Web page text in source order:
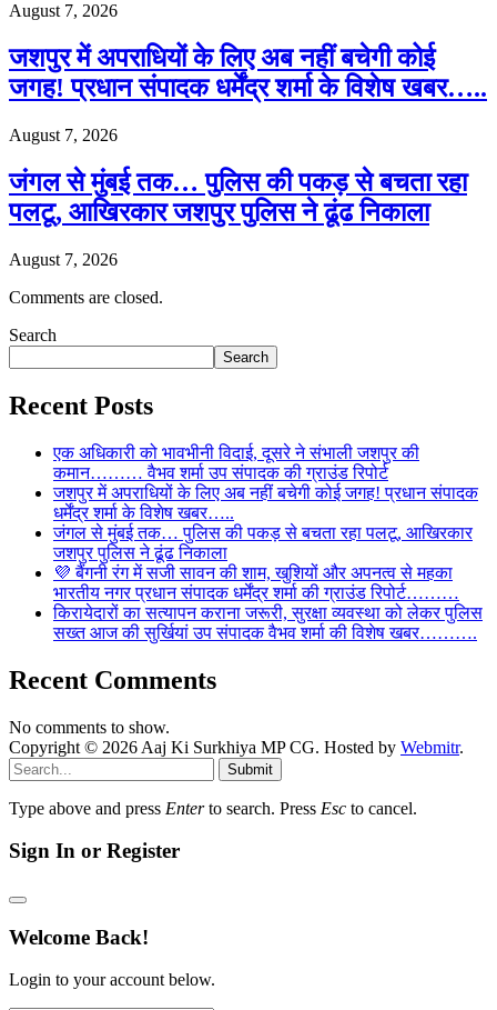
August 7, 2026
जशपुर में अपराधियों के लिए अब नहीं बचेगी कोई
जगह! प्रधान संपादक धर्मेंद्र शर्मा के विशेष खबर…..
August 7, 2026
जंगल से मुंबई तक… पुलिस की पकड़ से बचता रहा
पलटू, आखिरकार जशपुर पुलिस ने ढूंढ निकाला
August 7, 2026
Comments are closed.
Search
Search
Recent Posts
एक अधिकारी को भावभीनी विदाई, दूसरे ने संभाली जशपुर की
कमान……… वैभव शर्मा उप संपादक की ग्राउंड रिपोर्ट
जशपुर में अपराधियों के लिए अब नहीं बचेगी कोई जगह! प्रधान संपादक
धर्मेंद्र शर्मा के विशेष खबर…..
जंगल से मुंबई तक… पुलिस की पकड़ से बचता रहा पलटू, आखिरकार
जशपुर पुलिस ने ढूंढ निकाला
💜 बैंगनी रंग में सजी सावन की शाम, खुशियों और अपनत्व से महका
भारतीय नगर प्रधान संपादक धर्मेंद्र शर्मा की ग्राउंड रिपोर्ट………
किरायेदारों का सत्यापन कराना जरूरी, सुरक्षा व्यवस्था को लेकर पुलिस
सख्त आज की सुर्खियां उप संपादक वैभव शर्मा की विशेष खबर……….
Recent Comments
No comments to show.
Copyright © 2026 Aaj Ki Surkhiya MP CG. Hosted by Webmitr.
Submit
Type above and press Enterto search. Press Esc to cancel.
Sign In or Register
Welcome Back!
Login to your account below.